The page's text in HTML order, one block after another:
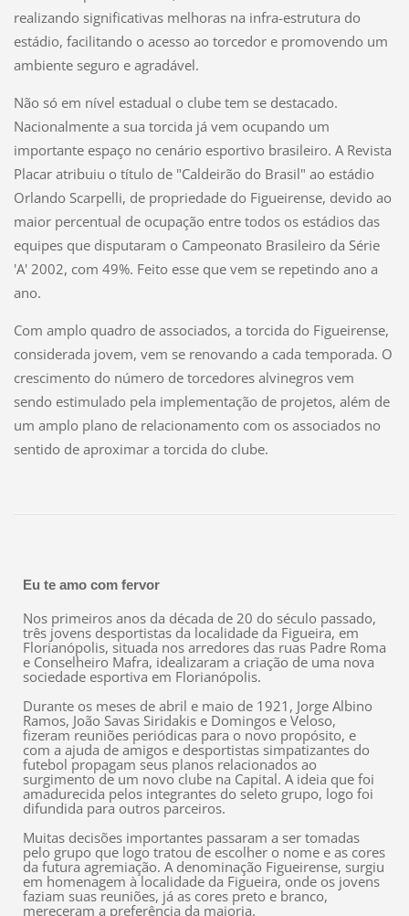
realizando significativas melhoras na infra-estrutura do
estádio, facilitando o acesso ao torcedor e promovendo um
ambiente seguro e agradável.
Não só em nível estadual o clube tem se destacado.
Nacionalmente a sua torcida já vem ocupando um
importante espaço no cenário esportivo brasileiro. A Revista
Placar atribuiu o título de "Caldeirão do Brasil" ao estádio
Orlando Scarpelli, de propriedade do Figueirense, devido ao
maior percentual de ocupação entre todos os estádios das
equipes que disputaram o Campeonato Brasileiro da Série
'A' 2002, com 49%. Feito esse que vem se repetindo ano a
ano.
Com amplo quadro de associados, a torcida do Figueirense,
considerada jovem, vem se renovando a cada temporada. O
crescimento do número de torcedores alvinegros vem
sendo estimulado pela implementação de projetos, além de
um amplo plano de relacionamento com os associados no
sentido de aproximar a torcida do clube.
Eu te amo com fervor
Nos primeiros anos da década de 20 do século passado,
três jovens desportistas da localidade da Figueira, em
Florianópolis, situada nos arredores das ruas Padre Roma
e Conselheiro Mafra, idealizaram a criação de uma nova
sociedade esportiva em Florianópolis.
Durante os meses de abril e maio de 1921, Jorge Albino
Ramos, João Savas Siridakis e Domingos e Veloso,
fizeram reuniões periódicas para o novo propósito, e
com a ajuda de amigos e desportistas simpatizantes do
futebol propagam seus planos relacionados ao
surgimento de um novo clube na Capital. A ideia que foi
amadurecida pelos integrantes do seleto grupo, logo foi
difundida para outros parceiros.
Muitas decisões importantes passaram a ser tomadas
pelo grupo que logo tratou de escolher o nome e as cores
da futura agremiação. A denominação Figueirense, surgiu
em homenagem à localidade da Figueira, onde os jovens
faziam suas reuniões, já as cores preto e branco,
mereceram a preferência da maioria.